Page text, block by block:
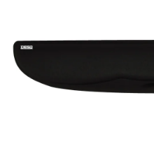
ELEKTRONIKA
DOMÁCNOSŤ